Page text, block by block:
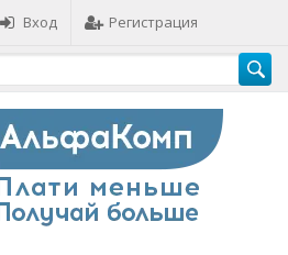
Вход Регистрация